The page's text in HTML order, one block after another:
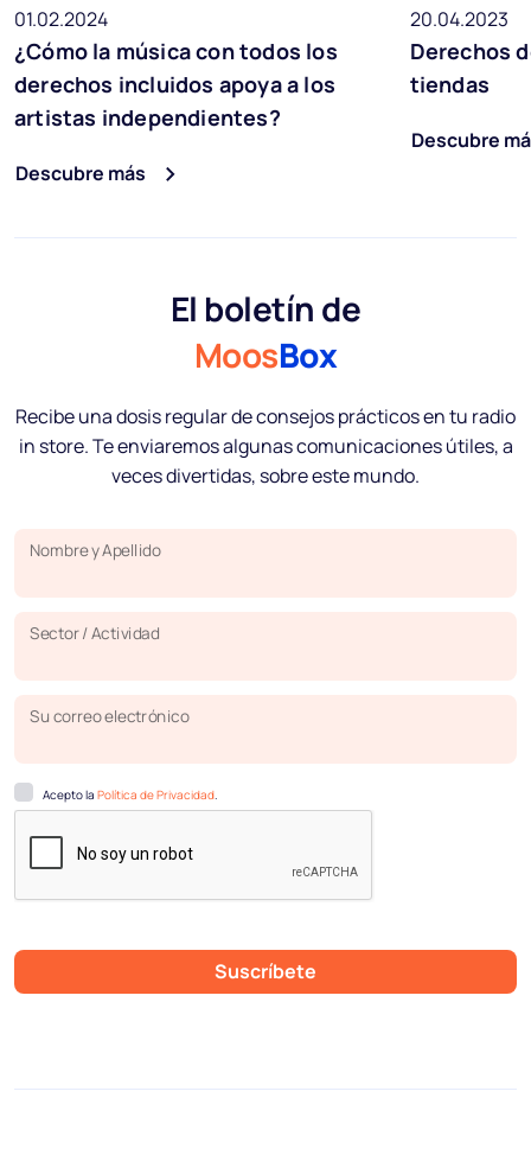
01.02.2024
¿Cómo la música con todos los
derechos incluidos apoya a los
artistas independientes?
Descubre más
20.04.2023
Derechos
tiendas
Descubre
El boletín de
MoosBox
Recibe una dosis regular de consejos prácticos en tu radio
in store. Te enviaremos algunas comunicaciones útiles, a
veces divertidas, sobre este mundo.
Nombre y Apellido
Sector / Actividad
Su correo electrónico
Acepto la Política de Privacidad.
Suscríbete